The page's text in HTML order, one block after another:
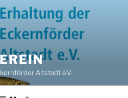
Altstadt e.V.